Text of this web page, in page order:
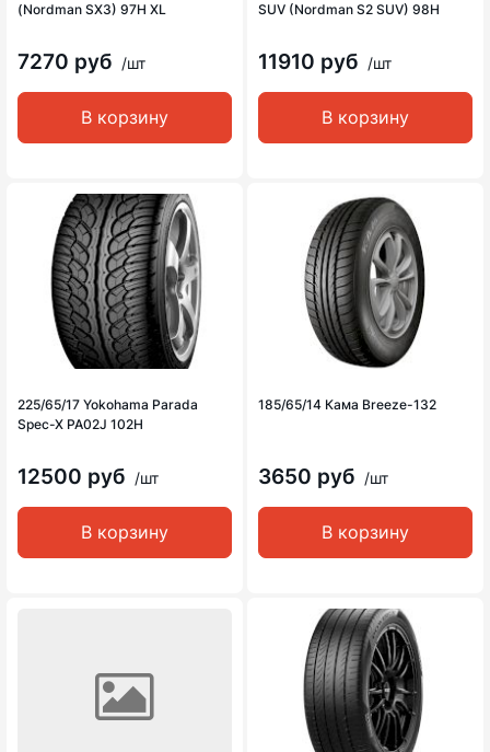
(Nordman SX3) 97H XL
7270 руб /шт
В корзину
SUV (Nordman S2 SUV) 98H
11910 руб /шт
В корзину
225/65/17 Yokohama Parada
Spec-X PA02J 102H
12500 руб /шт
В корзину
185/65/14 Кама Breeze-132
3650 руб /шт
В корзину